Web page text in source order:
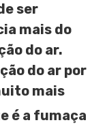
ser
mais do
do ar.
do ar por
mais
é a fumaça